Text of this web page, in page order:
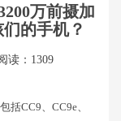
万前摄加
的手机？
读：1309
括CC9、CC9e、